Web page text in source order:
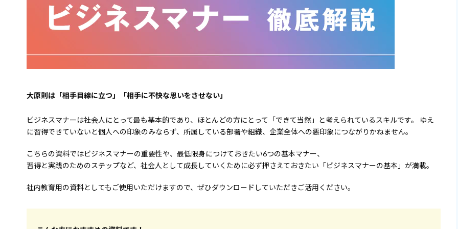
大原則は「相手目線に立つ」「相手に不快な思いをさせない」
ビジネスマナーは社会人にとって最も基本的であり、ほとんどの方にとって「できて当然」と考えられているスキルです。 ゆえ
に習得できていないと個人への印象のみならず、所属している部署や組織、企業全体への悪印象につながりかねません。
こちらの資料ではビジネスマナーの重要性や、最低限身につけておきたい6つの基本マナー、
習得と実践のためのステップなど、社会人として成長していくために必ず押さえておきたい「ビジネスマナーの基本」が満載。
社内教育用の資料としてもご使用いただけますので、ぜひダウンロードしていただきご活用ください。